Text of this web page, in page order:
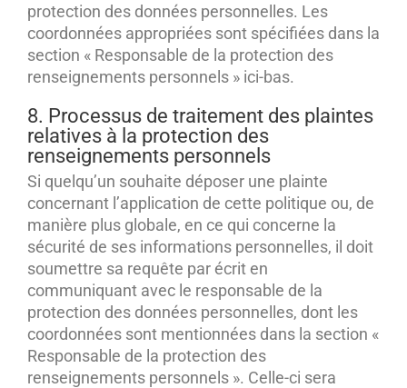
protection des données personnelles. Les
coordonnées appropriées sont spécifiées dans la
section « Responsable de la protection des
renseignements personnels » ici-bas.
8. Processus de traitement des plaintes
relatives à la protection des
renseignements personnels
Si quelqu’un souhaite déposer une plainte
concernant l’application de cette politique ou, de
manière plus globale, en ce qui concerne la
sécurité de ses informations personnelles, il doit
soumettre sa requête par écrit en
communiquant avec le responsable de la
protection des données personnelles, dont les
coordonnées sont mentionnées dans la section «
Responsable de la protection des
renseignements personnels ». Celle-ci sera